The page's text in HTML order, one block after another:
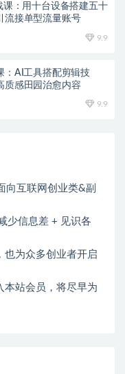
课：用十台设备搭建五十
流接单型流量账号
9.9
：AI工具搭配剪辑技
质感田园治愈内容
9.9
向互联网创业类&副
少信息差 + 见识各
为众多创业者开启
站会员，将尽早为